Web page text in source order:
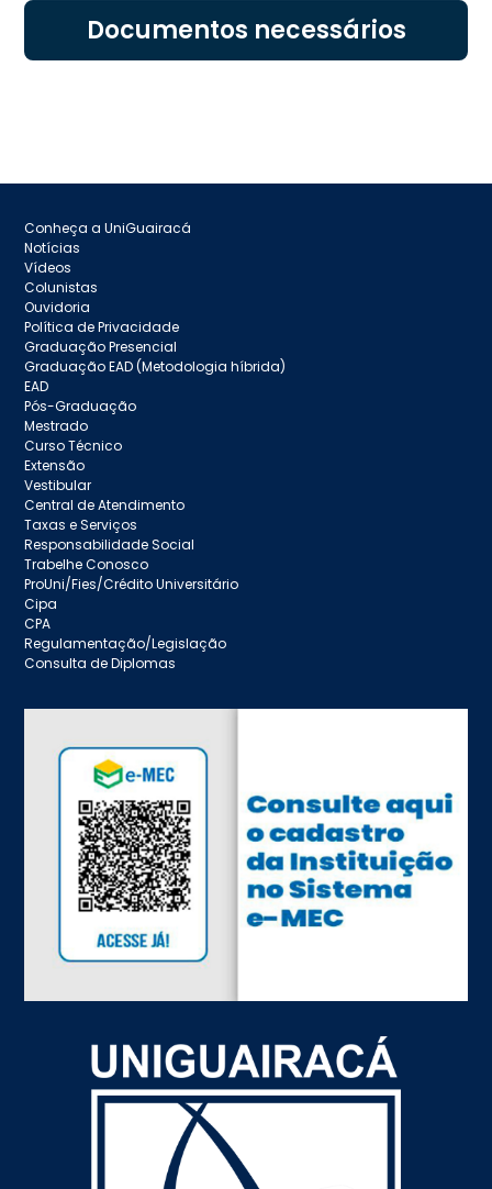
Documentos necessários
Conheça a UniGuairacá
Notícias
Vídeos
Colunistas
Ouvidoria
Política de Privacidade
Graduação Presencial
Graduação EAD (Metodologia híbrida)
EAD
Pós-Graduação
Mestrado
Curso Técnico
Extensão
Vestibular
Central de Atendimento
Taxas e Serviços
Responsabilidade Social
Trabelhe Conosco
ProUni/Fies/Crédito Universitário
Cipa
CPA
Regulamentação/Legislação
Consulta de Diplomas